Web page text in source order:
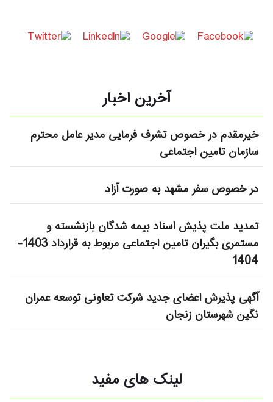
آخرین اخبار
خیرمقدم در خصوص تشرف فرمایی مدیر عامل محترم
سازمان تامین اجتماعی
در خصوص سفر مشهد به صورت آزاد
تمدید ملت پذیش اسناد بیمه شدگان بازنشسته و
مستمری بگیران تامین اجتماعی مربوط به قرارداد 1403-
1404
آگهی پذیرش اعضای جدید شرکت تعاونی توسعه عمران
نگین شهرستان زنجان
لینک های مفید